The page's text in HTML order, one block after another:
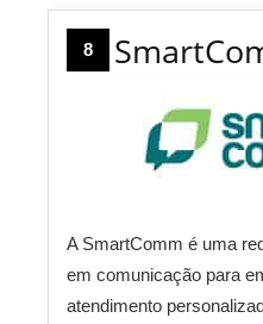
8
A SmartComm é uma
em comunicação para
atendimento